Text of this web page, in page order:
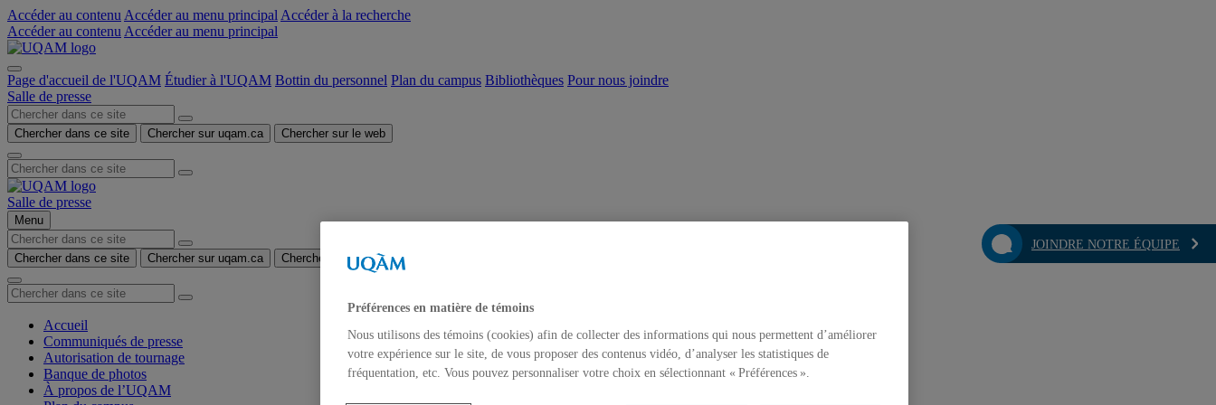
Accéder au contenu Accéder au menu principal Accéder à la recherche
Accéder au contenu Accéder au menu principal
Page d'accueil de l'UQAM Étudier à l'UQAM Bottin du personnel Plan du campus Bibliothèques Pour nous joindre
Salle de presse
Chercher dans ce site Chercher sur uqam.ca Chercher sur le web
Salle de presse
Menu
Chercher dans ce site Chercher sur uqam.ca Chercher sur le web
Accueil
Communiqués de presse
Autorisation de tournage
Banque de photos
À propos de l’UQAM
JOINDRE NOTRE ÉQUIPE
Préférences en matière de témoins
Nous utilisons des témoins (cookies) afin de collecter des informations qui nous permettent d’améliorer
votre expérience sur le site, de vous proposer des contenus vidéo, d’analyser les statistiques de
fréquentation, etc. Vous pouvez personnaliser votre choix en sélectionnant « Préférences ».